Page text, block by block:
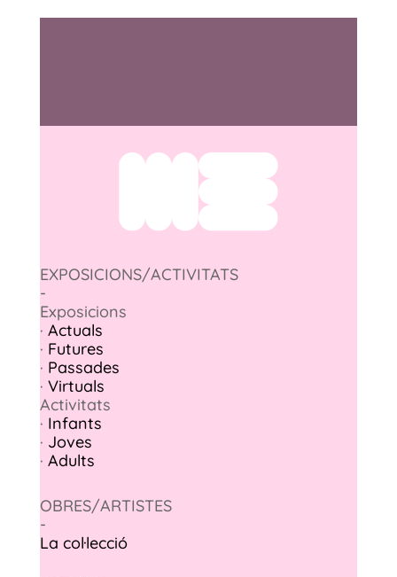
EXPOSICIONS/ACTIVITATS
-
Exposicions
· Actuals
· Futures
· Passades
· Virtuals
Activitats
· Infants
· Joves
· Adults
OBRES/ARTISTES
-
La col·lecció